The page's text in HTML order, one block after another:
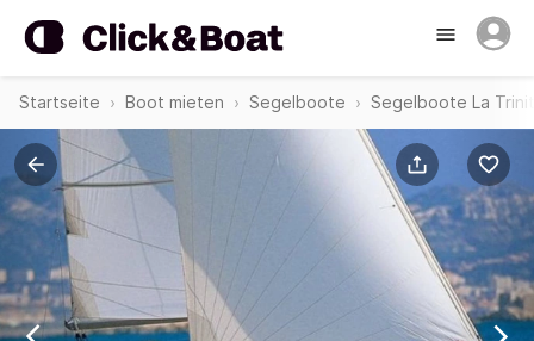
Startseite Boot mieten Segelboote Segelboote La